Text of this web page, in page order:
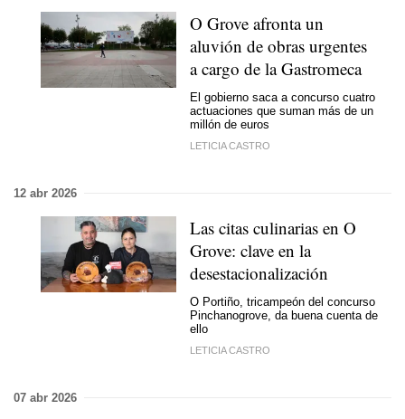
O Grove afronta un
aluvión de obras urgentes
a cargo de la Gastromeca
El gobierno saca a concurso cuatro
actuaciones que suman más de un
millón de euros
LETICIA CASTRO
12 abr 2026
Las citas culinarias en O
Grove: clave en la
desestacionalización
O Portiño, tricampeón del concurso
Pinchanogrove, da buena cuenta de
ello
LETICIA CASTRO
07 abr 2026